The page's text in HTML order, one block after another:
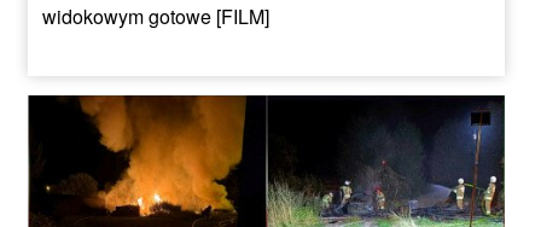
widokowym gotowe [FILM]